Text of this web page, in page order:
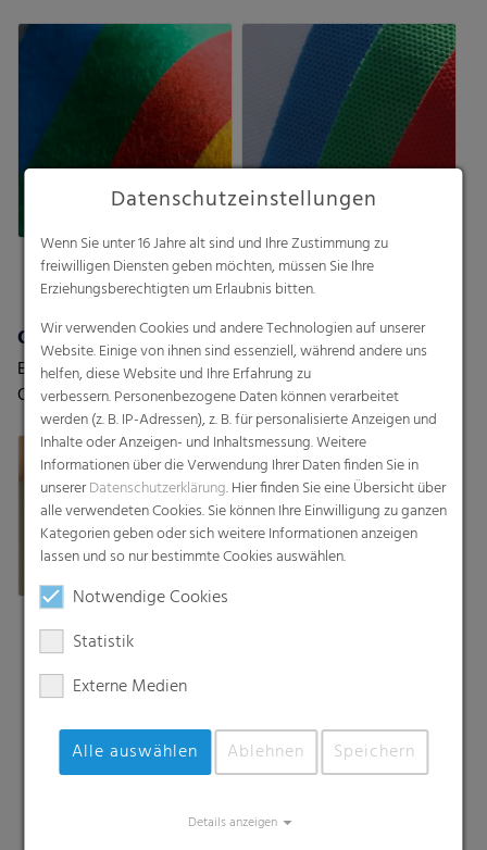
Vliesstoffen
Oberflächenschutzfolie
Endecken Sie RKW-
Oberflächenschutzfolien –
maßgeschneidert auf Ihre
Anforderungen und den
Bedarf Ihrer Kunden
Datenschutzeinstellungen
Wenn Sie unter 16 Jahre alt sind und Ihre Zustimmung zu
freiwilligen Diensten geben möchten, müssen Sie Ihre
Erziehungsberechtigten um Erlaubnis bitten.
Wir verwenden Cookies und andere Technologien auf unserer
Website. Einige von ihnen sind essenziell, während andere uns
helfen, diese Website und Ihre Erfahrung zu
verbessern. Personenbezogene Daten können verarbeitet
werden (z. B. IP-Adressen), z. B. für personalisierte Anzeigen und
Inhalte oder Anzeigen- und Inhaltsmessung. Weitere
Informationen über die Verwendung Ihrer Daten finden Sie in
unsererDatenschutzerklärung. Hier finden Sie eine Übersicht über
alle verwendeten Cookies. Sie können Ihre Einwilligung zu ganzen
Kategorien geben oder sich weitere Informationen anzeigen
lassen und so nur bestimmte Cookies auswählen.
Notwendige Cookies
Statistik
Externe Medien
Alle auswählen Ablehnen Speichern
Details anzeigen